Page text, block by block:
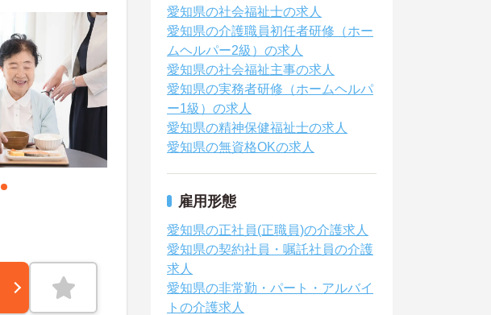
愛知県の社会福祉士の求人
愛知県の介護職員初任者研修（ホー
ムヘルパー2級）の求人
愛知県の社会福祉主事の求人
愛知県の実務者研修（ホームヘルパ
ー1級）の求人
愛知県の精神保健福祉士の求人
愛知県の無資格OKの求人
雇用形態
愛知県の正社員(正職員)の介護求人
愛知県の契約社員・嘱託社員の介護
求人
愛知県の非常勤・パート・アルバイ
トの介護求人